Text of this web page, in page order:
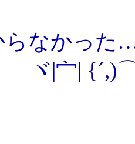
れも
なかった
| {´,)⌒`/
がどう